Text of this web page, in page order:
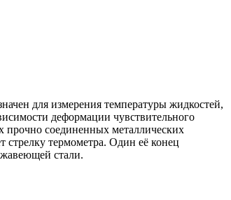
для измерения температуры жидкостей,
деформации чувствительного
прочно соединенных металлических
термометра. Один её конец
стали.